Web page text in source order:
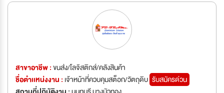
สาขาอาชีพ :ขนส่ง/โลจิสติกส์/คลังสินค้า
ชื่อตำเเหน่งงาน : เจ้าหน้าที่ควบคุมสต็อก/วัตถุดิบ รับสมัครด่วน